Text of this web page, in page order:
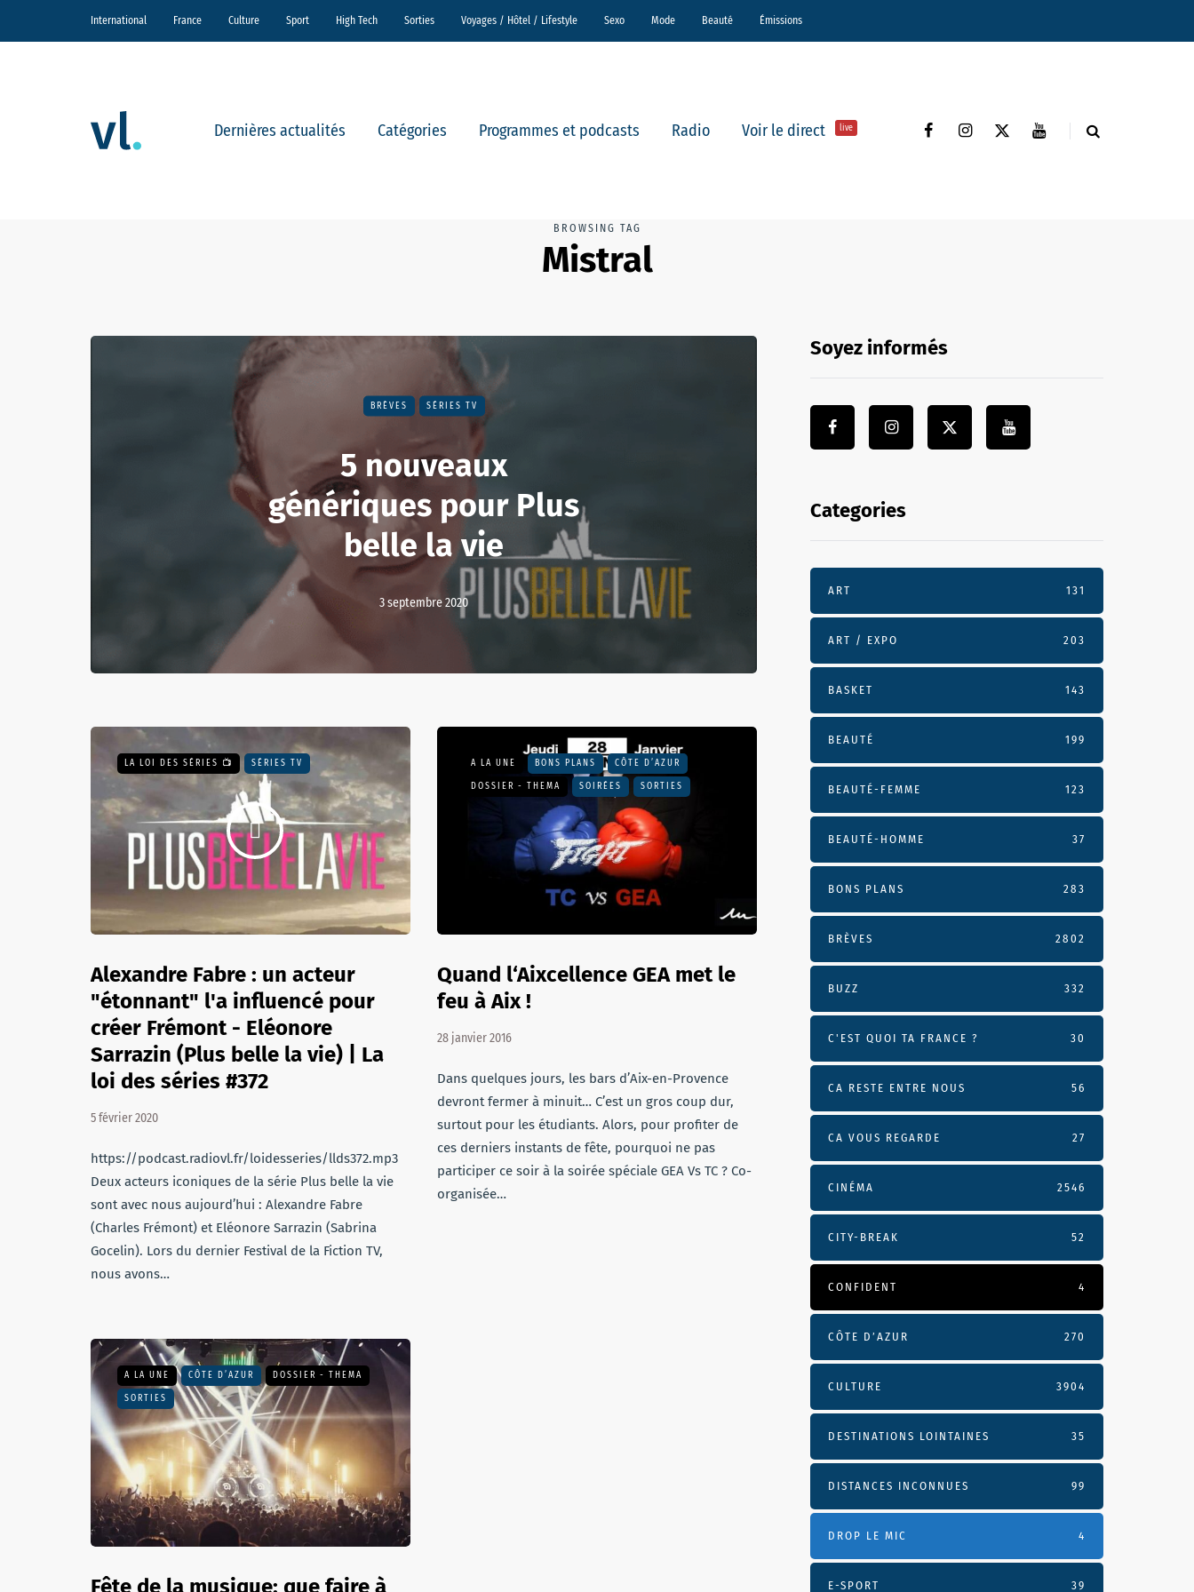
International France Culture Sport High Tech Sorties Voyages / Hôtel / Lifestyle Sexo Mode Beauté Émissions
Dernières actualités Catégories Programmes et podcasts Radio Voir le direct live
BROWSING TAG
Mistral
BRÈVES SÉRIES TV
5 nouveaux
génériques pour Plus
belle la vie
3 septembre 2020
LA LOI DES SÉRIES 📺 SÉRIES TV
Alexandre Fabre : un acteur
"étonnant" l'a influencé pour
créer Frémont - Eléonore
Sarrazin (Plus belle la vie) | La
loi des séries #372
5 février 2020
https://podcast.radiovl.fr/loidesseries/llds372.mp3
Deux acteurs iconiques de la série Plus belle la vie
sont avec nous aujourd’hui : Alexandre Fabre
(Charles Frémont) et Eléonore Sarrazin (Sabrina
Gocelin). Lors du dernier Festival de la Fiction TV,
nous avons…
A LA UNE BONS PLANS CÔTE D’AZUR
DOSSIER - THEMA SOIRÉES SORTIES
Quand l‘Aixcellence GEA met le
feu à Aix !
28 janvier 2016
Dans quelques jours, les bars d’Aix-en-Provence
devront fermer à minuit… C’est un gros coup dur,
surtout pour les étudiants. Alors, pour profiter de
ces derniers instants de fête, pourquoi ne pas
participer ce soir à la soirée spéciale GEA Vs TC ? Co-
organisée…
A LA UNE CÔTE D’AZUR DOSSIER - THEMA
SORTIES
Fête de la musique: que faire à
Soyez informés
Categories
ART 131
ART / EXPO 203
BASKET 143
BEAUTÉ 199
BEAUTÉ-FEMME 123
BEAUTÉ-HOMME 37
BONS PLANS 283
BRÈVES 2802
BUZZ 332
C'EST QUOI TA FRANCE ? 30
CA RESTE ENTRE NOUS 56
CA VOUS REGARDE 27
CINÉMA 2546
CITY-BREAK 52
CONFIDENT 4
CÔTE D’AZUR 270
CULTURE 3904
DESTINATIONS LOINTAINES 35
DISTANCES INCONNUES 99
DROP LE MIC 4
E-SPORT 39